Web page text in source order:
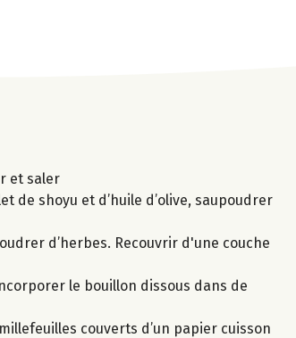
et saler
de shoyu et d’huile d’olive, saupoudrer
d’herbes. Recouvrir d'une couche
le bouillon dissous dans de
couverts d’un papier cuisson